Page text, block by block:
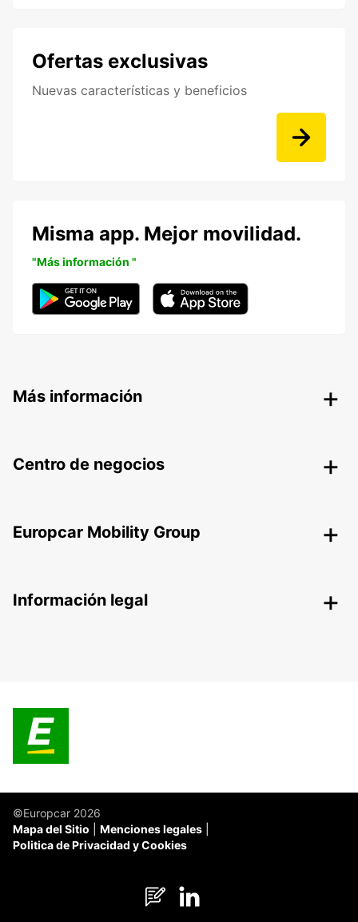
Ofertas exclusivas
Nuevas características y beneficios
Misma app. Mejor movilidad.
"Más información "
Más información
Centro de negocios
Europcar Mobility Group
Información legal
©Europcar 2026
Mapa del Sitio
Menciones legales
Politica de Privacidad y Cookies